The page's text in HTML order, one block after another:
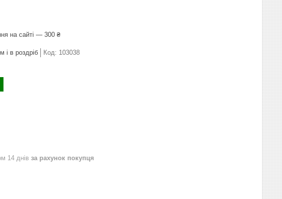
на сайті — 300 ₴
і в роздріб Код: 103038
14 днів за рахунок покупця